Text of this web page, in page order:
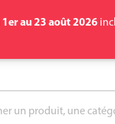
1er au 23 août 2026